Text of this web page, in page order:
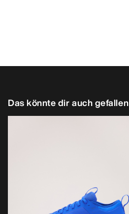
Das könnte dir auch gefallen